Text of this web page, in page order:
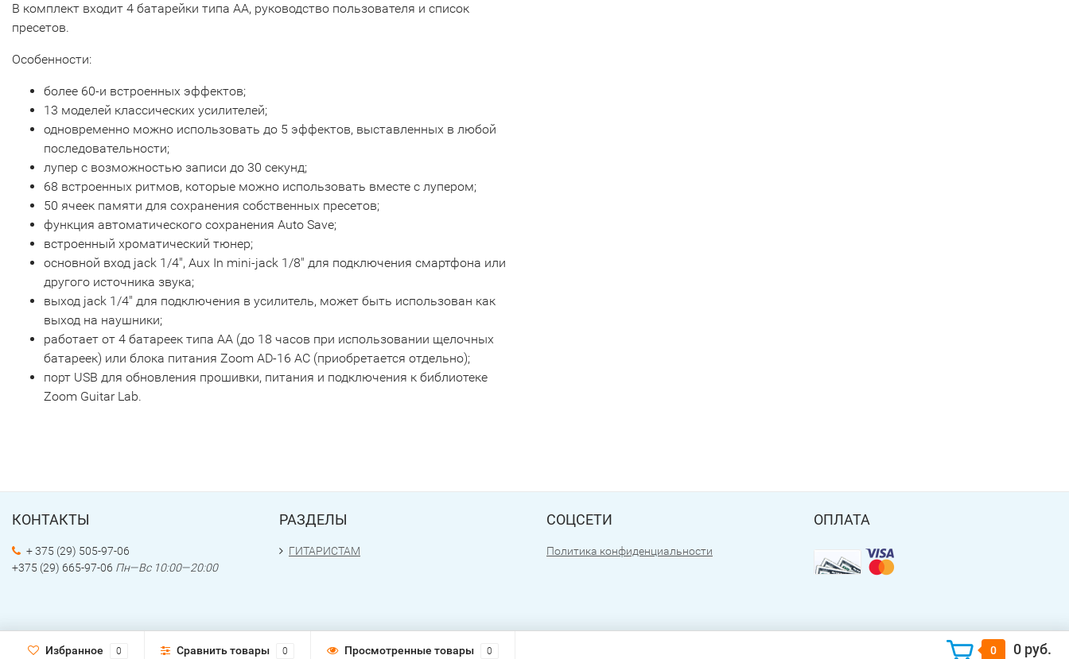
В комплект входит 4 батарейки типа AA, руководство пользователя и список
пресетов.
Особенности:
более 60-и встроенных эффектов;
13 моделей классических усилителей;
одновременно можно использовать до 5 эффектов, выставленных в любой
последовательности;
лупер с возможностью записи до 30 секунд;
68 встроенных ритмов, которые можно использовать вместе с лупером;
50 ячеек памяти для сохранения собственных пресетов;
функция автоматического сохранения Auto Save;
встроенный хроматический тюнер;
основной вход jack 1/4", Aux In mini-jack 1/8" для подключения смартфона или
другого источника звука;
выход jack 1/4" для подключения в усилитель, может быть использован как
выход на наушники;
работает от 4 батареек типа AA (до 18 часов при использовании щелочных
батареек) или блока питания Zoom AD-16 AC (приобретается отдельно);
порт USB для обновления прошивки, питания и подключения к библиотеке
Zoom Guitar Lab.
КОНТАКТЫ
+ 375 (29) 505-97-06
+375 (29) 665-97-06 Пн—Вс 10:00—20:00
РАЗДЕЛЫ
ГИТАРИСТАМ
СОЦСЕТИ
Политика конфиденциальности
ОПЛАТА
Избранное 0 Сравнить товары 0 Просмотренные товары 0 0 0 руб.